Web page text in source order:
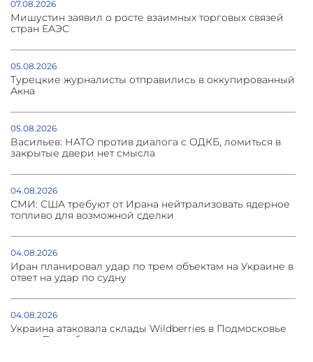
07.08.2026
Мишустин заявил о росте взаимных торговых связей
стран ЕАЭС
05.08.2026
Турецкие журналисты отправились в оккупированный
Акна
05.08.2026
Васильев: НАТО против диалога с ОДКБ, ломиться в
закрытые двери нет смысла
04.08.2026
СМИ: США требуют от Ирана нейтрализовать ядерное
топливо для возможной сделки
04.08.2026
Иран планировал удар по трем объектам на Украине в
ответ на удар по судну
04.08.2026
Украина атаковала склады Wildberries в Подмосковье
и под Петербургом